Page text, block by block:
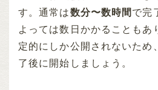
す。通常は数分〜数時間 で完
よっては数日かかることもあ
定的にしか公開されないため
了後に開始しましょう。